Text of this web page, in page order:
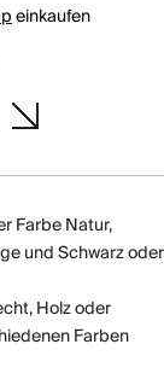
einkaufen
Farbe Natur,
und Schwarz oder
Holz oder
Farben